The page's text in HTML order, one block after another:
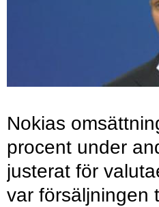
Nokias
procent under
justerat för
var försäljningen